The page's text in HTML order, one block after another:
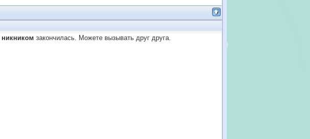
никником закончилась. Можете вызывать друг друга.